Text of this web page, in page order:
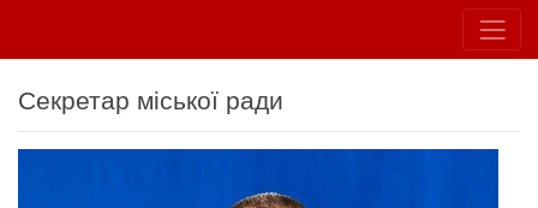
Секретар міської ради